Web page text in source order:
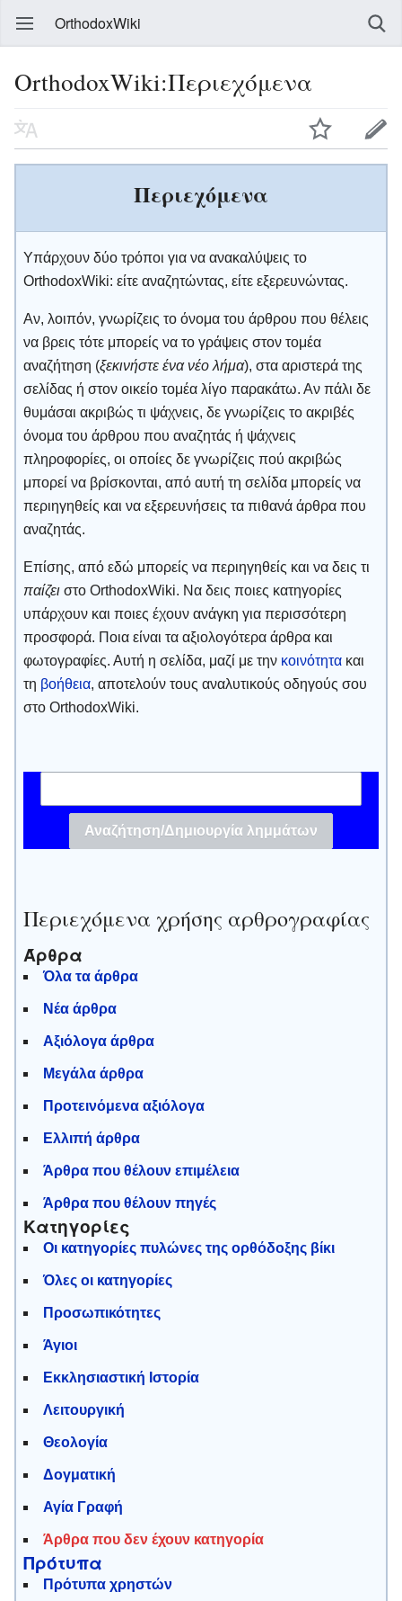
OrthodoxWiki
OrthodoxWiki:Περιεχόμενα
Περιεχόμενα
Υπάρχουν δύο τρόποι για να ανακαλύψεις το
OrthodoxWiki: είτε αναζητώντας, είτε εξερευνώντας.
Αν, λοιπόν, γνωρίζεις το όνομα του άρθρου που θέλεις
να βρεις τότε μπορείς να το γράψεις στον τομέα
αναζήτηση (ξεκινήστε ένα νέο λήμα), στα αριστερά της
σελίδας ή στον οικείο τομέα λίγο παρακάτω. Αν πάλι δε
θυμάσαι ακριβώς τι ψάχνεις, δε γνωρίζεις το ακριβές
όνομα του άρθρου που αναζητάς ή ψάχνεις
πληροφορίες, οι οποίες δε γνωρίζεις πού ακριβώς
μπορεί να βρίσκονται, από αυτή τη σελίδα μπορείς να
περιηγηθείς και να εξερευνήσεις τα πιθανά άρθρα που
αναζητάς.
Επίσης, από εδώ μπορείς να περιηγηθείς και να δεις τι
παίζει στο OrthodoxWiki. Να δεις ποιες κατηγορίες
υπάρχουν και ποιες έχουν ανάγκη για περισσότερη
προσφορά. Ποια είναι τα αξιολογότερα άρθρα και
φωτογραφίες. Αυτή η σελίδα, μαζί με την κοινότητα και
τη βοήθεια, αποτελούν τους αναλυτικούς οδηγούς σου
στο OrthodoxWiki.
Περιεχόμενα χρήσης αρθρογραφίας
Άρθρα
Όλα τα άρθρα
Νέα άρθρα
Αξιόλογα άρθρα
Μεγάλα άρθρα
Προτεινόμενα αξιόλογα
Ελλιπή άρθρα
Άρθρα που θέλουν επιμέλεια
Άρθρα που θέλουν πηγές
Κατηγορίες
Οι κατηγορίες πυλώνες της ορθόδοξης βίκι
Όλες οι κατηγορίες
Προσωπικότητες
Άγιοι
Εκκλησιαστική Ιστορία
Λειτουργική
Θεολογία
Δογματική
Αγία Γραφή
Άρθρα που δεν έχουν κατηγορία
Πρότυπα
Πρότυπα χρηστών